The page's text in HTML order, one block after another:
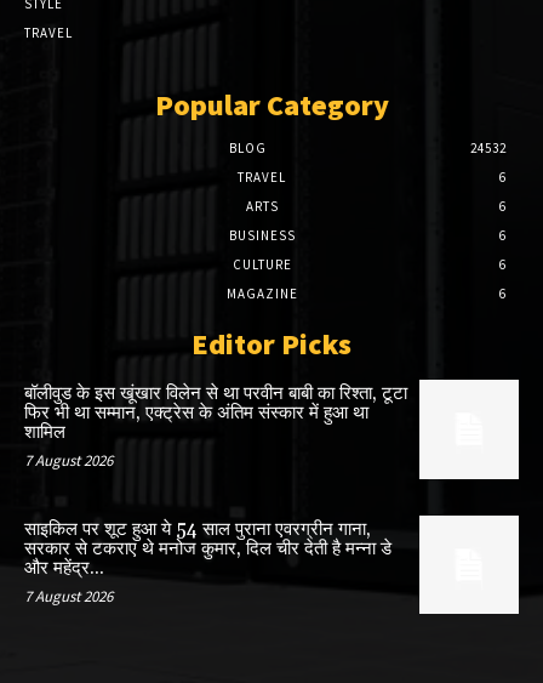
STYLE
TRAVEL
Popular Category
BLOG
24532
TRAVEL
6
ARTS
6
BUSINESS
6
CULTURE
6
MAGAZINE
6
Editor Picks
बॉलीवुड के इस खूंखार विलेन से था परवीन बाबी का रिश्ता, टूटा
फिर भी था सम्मान, एक्ट्रेस के अंतिम संस्कार में हुआ था
शामिल
7 August 2026
साइकिल पर शूट हुआ ये 54 साल पुराना एवरग्रीन गाना,
सरकार से टकराए थे मनोज कुमार, दिल चीर देती है मन्ना डे
और महेंद्र...
7 August 2026